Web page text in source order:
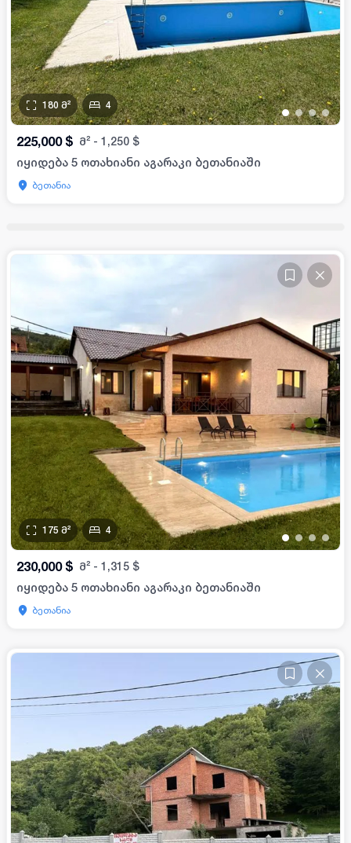
••••
180 მ² 4
225,000 $ მ² - 1,250 $
იყიდება 5 ოთახიანი აგარაკი ბეთანიაში
ბეთანია
••••
175 მ² 4
230,000 $ მ² - 1,315 $
იყიდება 5 ოთახიანი აგარაკი ბეთანიაში
ბეთანია